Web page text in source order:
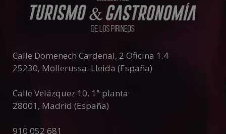
Calle Domenech Cardenal, 2 Oficina 1.4
25230, Mollerussa. Lleida (España)
Calle Velázquez 10, 1ª planta
28001 , Madrid (España)
910 052 681